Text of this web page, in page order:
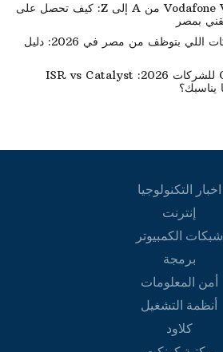
دليل التقديم على Vodafone VOIS من A إلى Z: كيف تحصل على
بمصر
أكبر شركات IT والشبكات اللي بتوظف من مصر في 2026: دليل
دليل اختيار راوتر Cisco للشركات 2026: ISR vs Catalyst
اخبار التكنولوجيا
إنترنت
شبكات الكمبيوتر
برمجة
أمن المعلومات
أنظمة التشغيل
كلاود